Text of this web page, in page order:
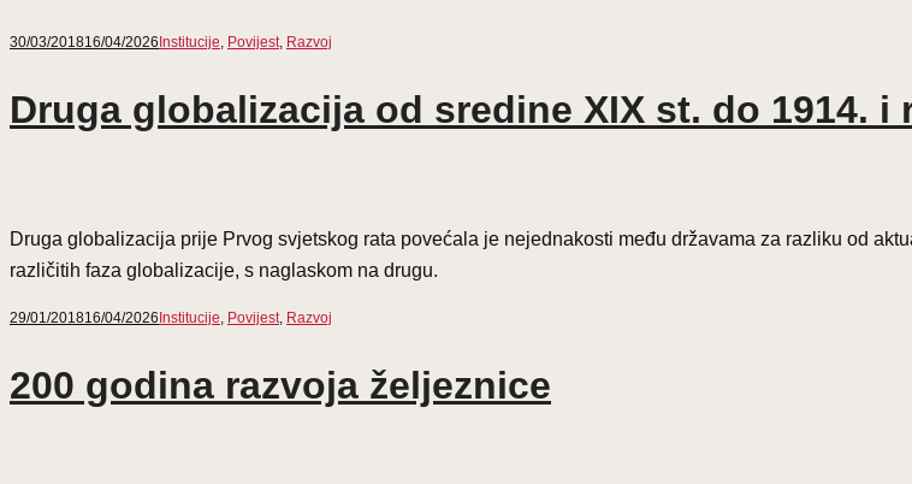
30/03/201816/04/2026 Institucije, Povijest, Razvoj
Druga globalizacija od sredine XIX st. do 1914.
Druga globalizacija prije Prvog svjetskog rata povećala je nejednakosti među državama za razliku od
različitih faza globalizacije, s naglaskom na drugu.
29/01/201816/04/2026 Institucije, Povijest, Razvoj
200 godina razvoja željeznice